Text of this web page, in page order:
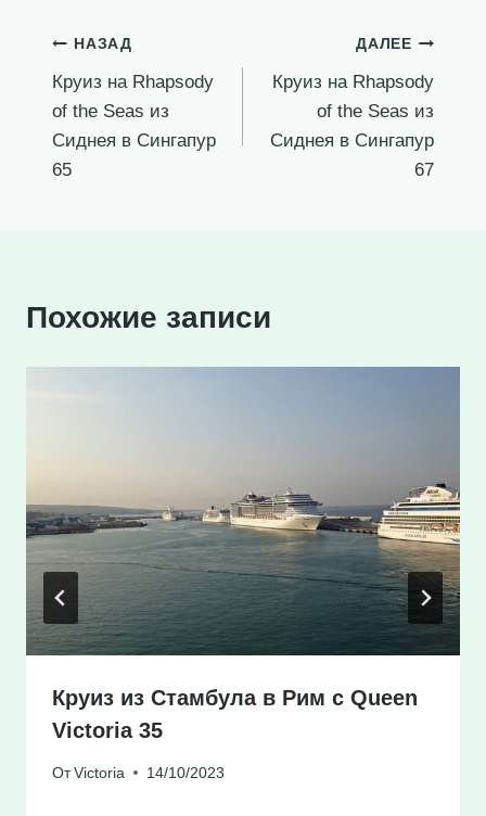
Навигация
по
записям
НАЗАД
Круиз на Rhapsody
of the Seas из
Сиднея в Сингапур
65
ДАЛЕЕ
Круиз на Rhapsody
of the Seas из
Сиднея в Сингапур
67
Похожие записи
Круиз из Стамбула в Рим с Queen
Victoria 35
От Victoria 14/10/2023